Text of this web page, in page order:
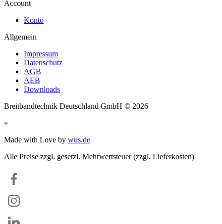
Account
Konto
Allgemein
Impressum
Datenschutz
AGB
AEB
Downloads
Breitbandtechnik Deutschland GmbH © 2026
Made with Love by wus.de
Alle Preise zzgl. gesetzl. Mehrwertsteuer (zzgl. Lieferkosten)